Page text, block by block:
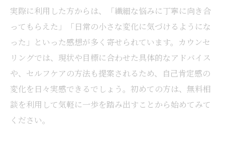
実際に利用した方からは、「繊細な悩みに丁寧に向き合
ってもらえた」「日常の小さな変化に気づけるようにな
った」といった感想が多く寄せられています。カウンセ
リングでは、現状や目標に合わせた具体的なアドバイス
や、セルフケアの方法も提案されるため、自己肯定感の
変化を日々実感できるでしょう。初めての方は、無料相
談を利用して気軽に一歩を踏み出すことから始めてみて
ください。